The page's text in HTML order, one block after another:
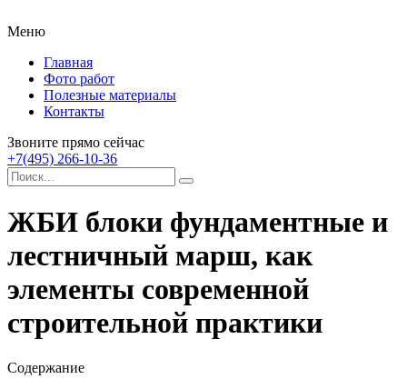
Меню
Главная
Фото работ
Полезные материалы
Контакты
Звоните прямо сейчас
+7(495) 266-10-36
ЖБИ блоки фундаментные и
лестничный марш, как
элементы современной
строительной практики
Содержание